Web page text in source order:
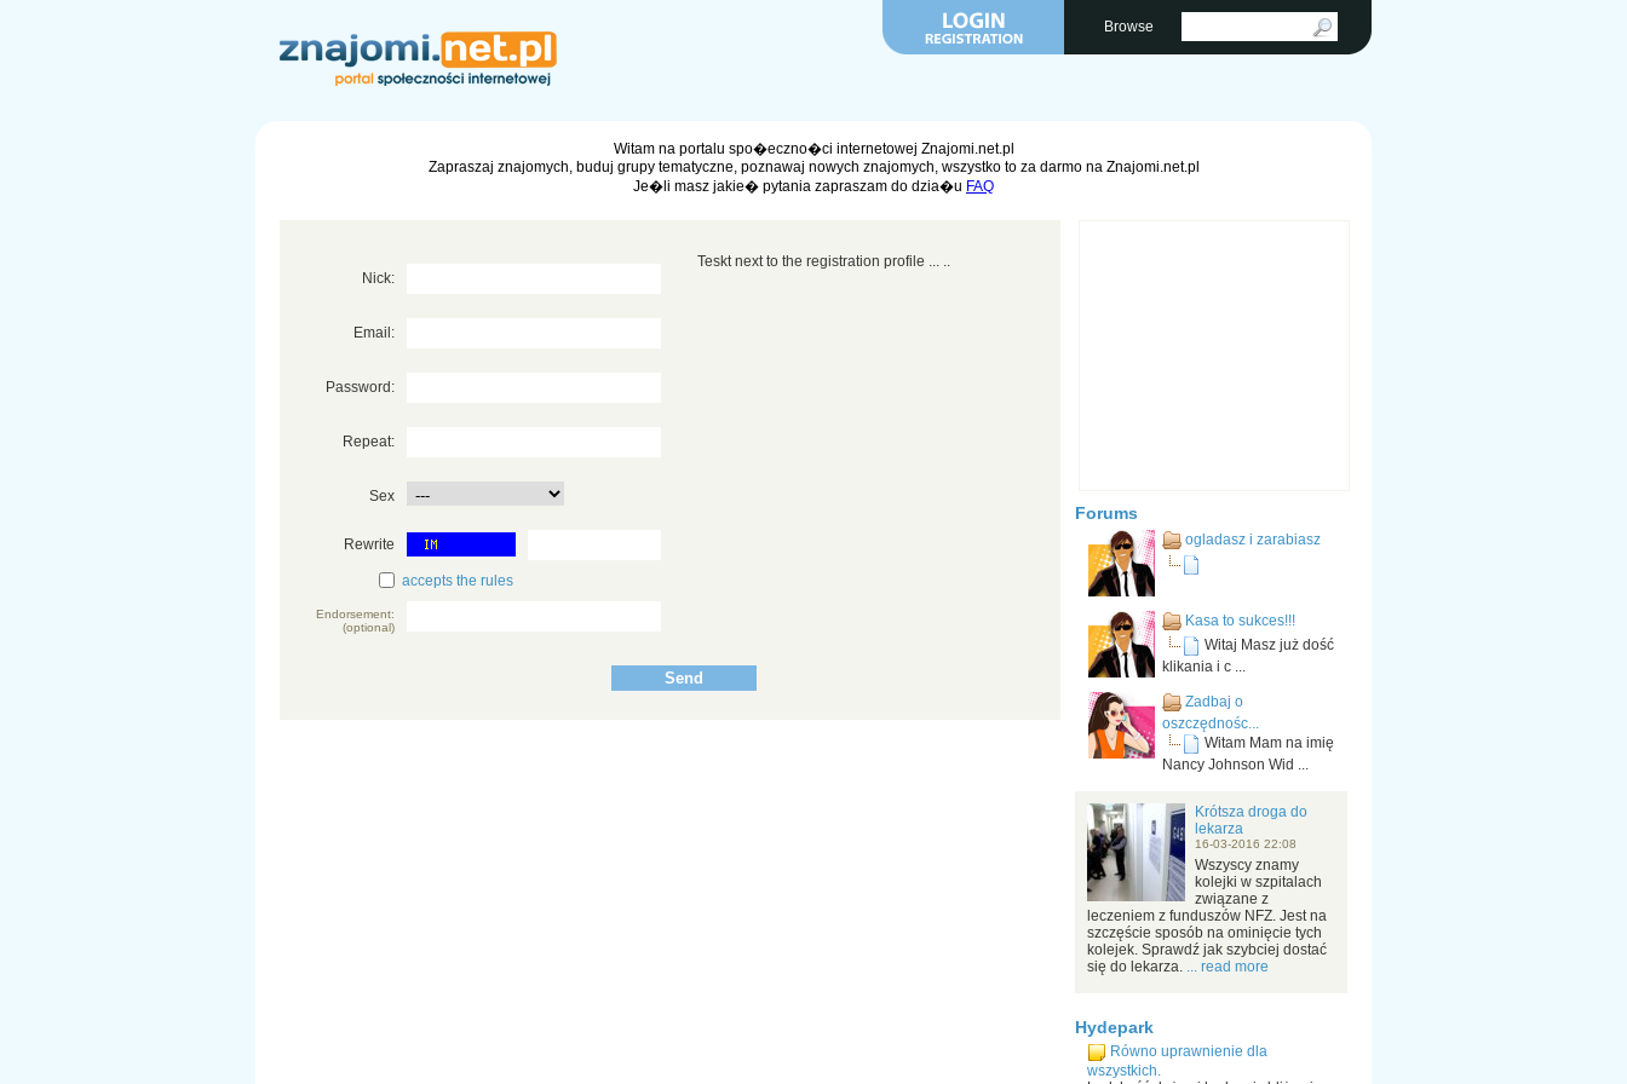
Browse
Witam na portalu spo�eczno�ci internetowej Znajomi.net.pl
Zapraszaj znajomych, buduj grupy tematyczne, poznawaj nowych znajomych, wszystko to za darmo na Znajomi.net.pl
Je�li masz jakie� pytania zapraszam do dzia�u FAQ
Nick:
Email:
Password:
Repeat:
Sex
Rewrite
accepts the rules
Endorsement:
(optional)
Teskt next to the registration profile ... ..
Forums
ogladasz i zarabiasz
Kasa to sukces!!!
Witaj Masz już dość
klikania i c ...
Zadbaj o
oszczędnośc...
Witam Mam na imię
Nancy Johnson Wid ...
Krótsza droga do
lekarza
16-03-2016 22:08
Wszyscy znamy
kolejki w szpitalach
związane z
leczeniem z funduszów NFZ. Jest na
szczęście sposób na ominięcie tych
kolejek. Sprawdź jak szybciej dostać
się do lekarza. ... read more
Hydepark
Równo uprawnienie dla
wszystkich.